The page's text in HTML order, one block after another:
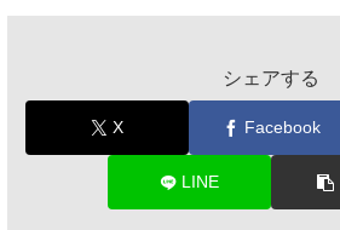
シェアする
X Facebook
LINE